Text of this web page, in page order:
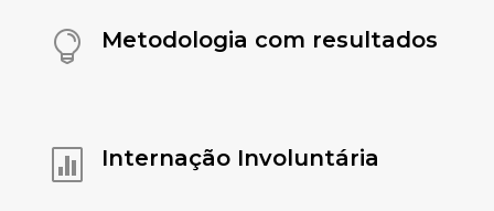
 Metodologia com resultados
 Internação Involuntária